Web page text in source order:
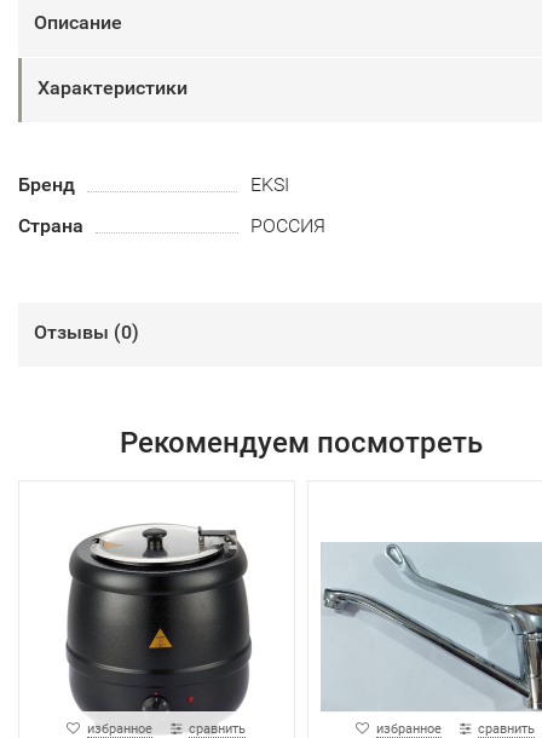
Описание
Характеристики
Бренд
EKSI
Страна
РОССИЯ
Отзывы (0)
Рекомендуем посмотреть
избранное сравнить избранное сравнить